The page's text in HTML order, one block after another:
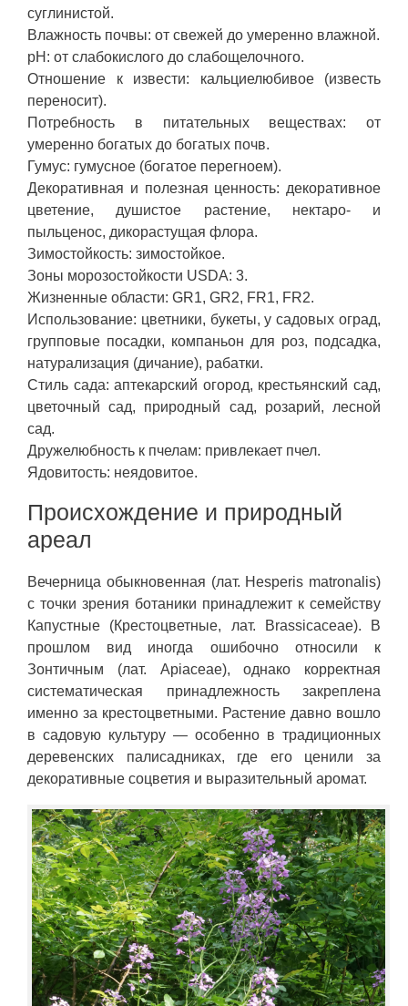
суглинистой.
Влажность почвы: от свежей до умеренно влажной.
pH: от слабокислого до слабощелочного.
Отношение к извести: кальциелюбивое (известь
переносит).
Потребность в питательных веществах: от
умеренно богатых до богатых почв.
Гумус: гумусное (богатое перегноем).
Декоративная и полезная ценность: декоративное
цветение, душистое растение, нектаро- и
пыльценос, дикорастущая флора.
Зимостойкость: зимостойкое.
Зоны морозостойкости USDA: 3.
Жизненные области: GR1, GR2, FR1, FR2.
Использование: цветники, букеты, у садовых оград,
групповые посадки, компаньон для роз, подсадка,
натурализация (дичание), рабатки.
Стиль сада: аптекарский огород, крестьянский сад,
цветочный сад, природный сад, розарий, лесной
сад.
Дружелюбность к пчелам: привлекает пчел.
Ядовитость: неядовитое.
Происхождение и природный
ареал
Вечерница обыкновенная (лат. Hesperis matronalis)
с точки зрения ботаники принадлежит к семейству
Капустные (Крестоцветные, лат. Brassicaceae). В
прошлом вид иногда ошибочно относили к
Зонтичным (лат. Apiaceae), однако корректная
систематическая принадлежность закреплена
именно за крестоцветными. Растение давно вошло
в садовую культуру — особенно в традиционных
деревенских палисадниках, где его ценили за
декоративные соцветия и выразительный аромат.